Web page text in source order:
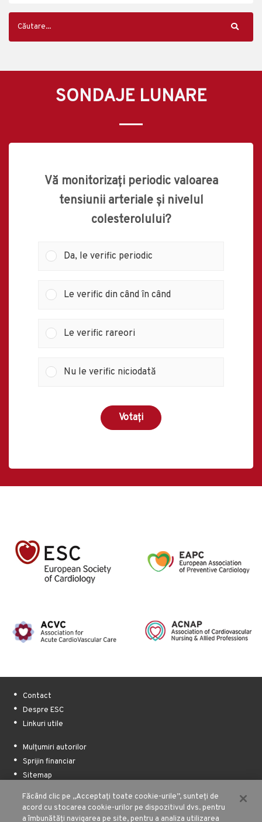
SONDAJE LUNARE
Vă monitorizați periodic valoarea
tensiunii arteriale și nivelul
colesterolului?
Da, le verific periodic
Le verific din când în când
Le verific rareori
Nu le verific niciodată
Votați
Contact
Despre ESC
Linkuri utile
Mulțumiri autorilor
Sprijin financiar
Sitemap
Termeni de utilizare
Politica de confidențialitate
Făcând clic pe „Acceptați toate cookie-urile”, sunteți de
acord cu stocarea cookie-urilor pe dispozitivul dvs. pentru
a îmbunătăți navigarea pe site, pentru a analiza utilizarea